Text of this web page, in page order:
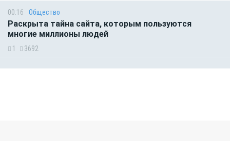
00:16 Общество
Раскрыта тайна сайта, которым пользуются
многие миллионы людей
1 3692